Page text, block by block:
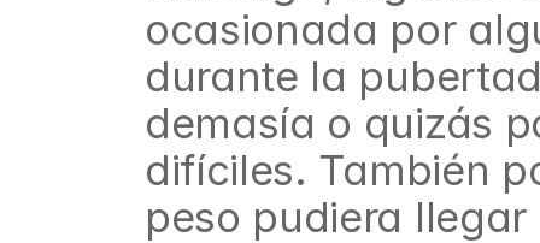
ocasionada por
durante la
demasía o quizás
difíciles. También
peso pudiera